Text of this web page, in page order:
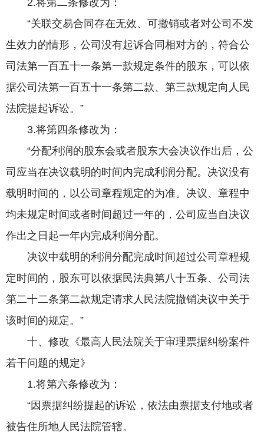
2.将第二条修改为：
“关联交易合同存在无效、可撤销或者对公司不发
生效力的情形，公司没有起诉合同相对方的，符合公
司法第一百五十一条第一款规定条件的股东，可以依
据公司法第一百五十一条第二款、第三款规定向人民
法院提起诉讼。”
3.将第四条修改为：
“分配利润的股东会或者股东大会决议作出后，公
司应当在决议载明的时间内完成利润分配。决议没有
载明时间的，以公司章程规定的为准。决议、章程中
均未规定时间或者时间超过一年的，公司应当自决议
作出之日起一年内完成利润分配。
决议中载明的利润分配完成时间超过公司章程规
定时间的，股东可以依据民法典第八十五条、公司法
第二十二条第二款规定请求人民法院撤销决议中关于
该时间的规定。”
十、修改《最高人民法院关于审理票据纠纷案件
若干问题的规定》
1.将第六条修改为：
“因票据纠纷提起的诉讼，依法由票据支付地或者
被告住所地人民法院管辖。